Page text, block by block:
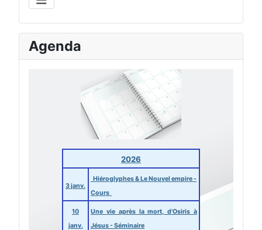
Agenda
2026
3 janv.
Hiéroglyphes & Le Nouvel empire -
Cours
10
janv.
Une vie après la mort, d'Osiris à
Jésus - Séminaire